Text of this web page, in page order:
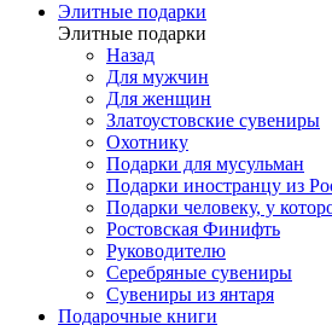
Элитные подарки
Элитные подарки
Назад
Для мужчин
Для женщин
Златоустовские сувениры
Охотнику
Подарки для мусульман
Подарки иностранцу из
Подарки человеку, у
Ростовская Финифть
Руководителю
Серебряные сувениры
Сувениры из янтаря
Подарочные книги